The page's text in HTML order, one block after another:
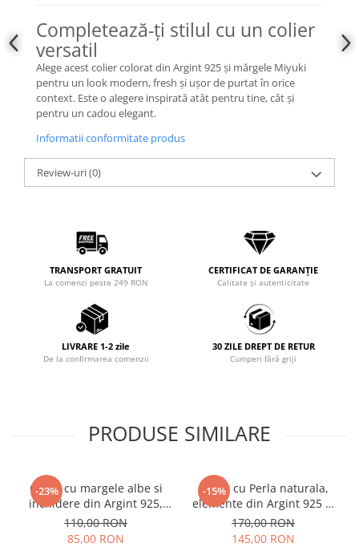
Completează-ți stilul cu un colier
versatil
Alege acest colier colorat din Argint 925 și mărgele Miyuki
pentru un look modern, fresh și ușor de purtat în orice
context. Este o alegere inspirată atât pentru tine, cât și
pentru un cadou elegant.
Informatii conformitate produs
Review-uri(0)
TRANSPORT GRATUIT
La comenzi peste 249 RON
CERTIFICAT DE GARANȚIE
Calitate și autenticitate
LIVRARE 1-2 zile
De la confirmarea comenzii
30 ZILE DREPT DE RETUR
Cumperi fără griji
PRODUSE SIMILARE
-23%
Colier cu margele albe si
inchidere din Argint 925,
reglabil 38-41 cm
110,00 RON
85,00 RON
-15%
Colier cu Perla naturala,
elemente din Argint 925 si
margele Miyuki albe
170,00 RON
145,00 RON